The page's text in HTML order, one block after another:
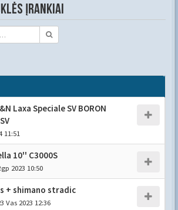
ĮRANKIAI
Laxa Speciale SV BORON
11:51
10'' C3000S
2023 10:50
+ shimano stradic
Vas 2023 12:36